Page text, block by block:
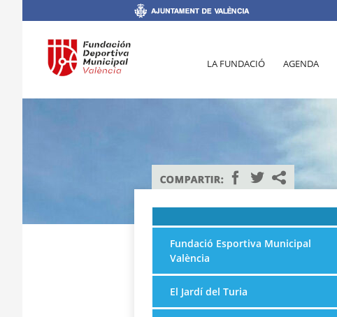
LA FUNDACIÓ AGENDA
Fundació Esportiva Municipal
València
El Jardí del Turia